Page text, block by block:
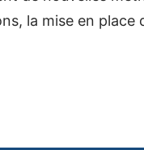
la mise en